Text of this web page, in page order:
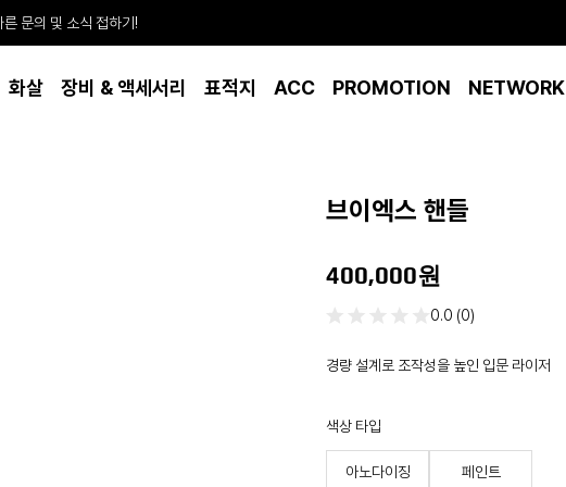
른 문의 및 소식 접하기!
화살 장비 & 액세서리 표적지 ACC PROMOTION NETWORK
브이엑스 핸들
400,000원
0.0 (0)
경량 설계로 조작성을 높인 입문 라이저
색상 타입
아노다이징 페인트